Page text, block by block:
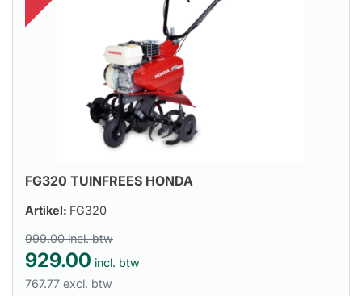
FG320 TUINFREES HONDA
Artikel: FG320
999.00 incl. btw
929.00 incl. btw
767.77 excl. btw